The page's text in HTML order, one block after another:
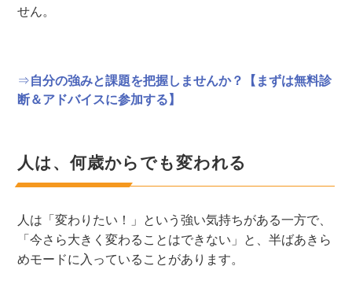
せん。
⇒自分の強みと課題を把握しませんか？【まずは無料診
断＆アドバイスに参加する】
人は、何歳からでも変われる
人は「変わりたい！」という強い気持ちがある一方で、
「今さら大きく変わることはできない」と、半ばあきら
めモードに入っていることがあります。